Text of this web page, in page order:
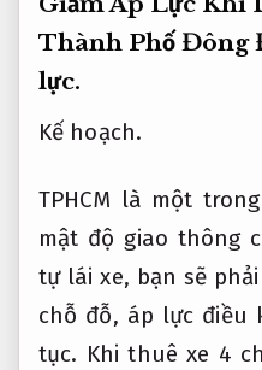
Thành Phố Đông
lực.
Kế hoạch.
TPHCM là một
mật độ giao thông
tự lái xe, bạn sẽ
chỗ đỗ, áp lực điều
tục. Khi thuê xe 4